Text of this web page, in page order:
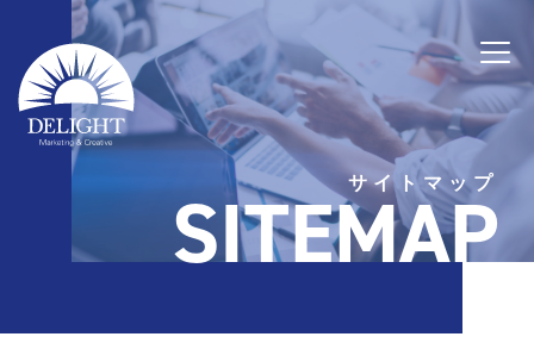
サイトマップ
SITEMAP